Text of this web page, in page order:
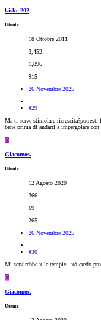
kiske 202
Utente
18 Ottobre 2011
3,452
1,896
915
26 Novembre 2025
#29
Ma ti serve stimolare ricrescita?potresti
bene prima di andarti a impergolare con
G
Giacomos.
Utente
12 Agosto 2020
366
69
265
26 Novembre 2025
#30
Mi servirebbe x le tempie ..xò credo
G
Giacomos.
Utente